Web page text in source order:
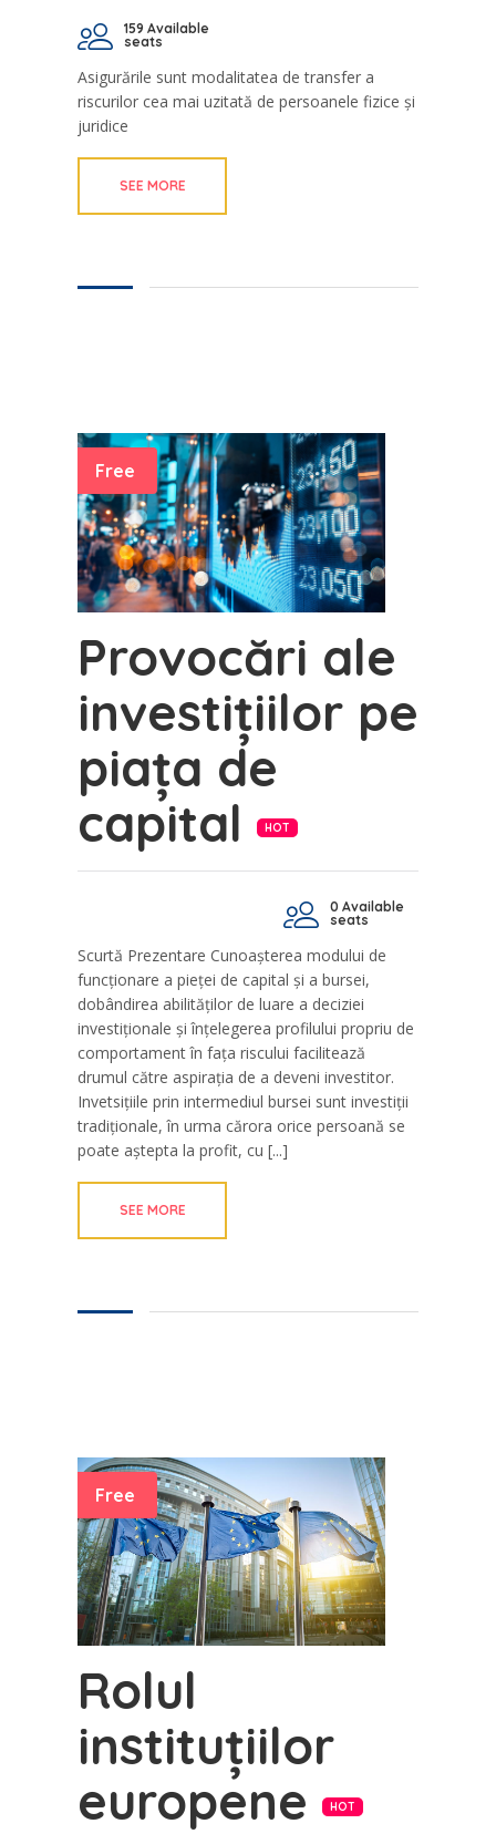
159 Available
seats
Asigurările sunt modalitatea de transfer a
riscurilor cea mai uzitată de persoanele fizice și
juridice
SEE MORE
Free
Provocări ale
investițiilor pe
piața de
capital
HOT
0 Available
seats
Scurtă Prezentare Cunoașterea modului de
funcționare a pieței de capital și a bursei,
dobândirea abilităților de luare a deciziei
investiționale și înțelegerea profilului propriu de
comportament în fața riscului facilitează
drumul către aspirația de a deveni investitor.
Invetsițiile prin intermediul bursei sunt investiții
tradiționale, în urma cărora orice persoană se
poate aștepta la profit, cu [...]
SEE MORE
Free
Rolul
instituțiilor
europene
HOT